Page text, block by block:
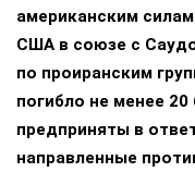
американским
США в союзе с
по проиранским
погибло не менее
предприняты в
направленные